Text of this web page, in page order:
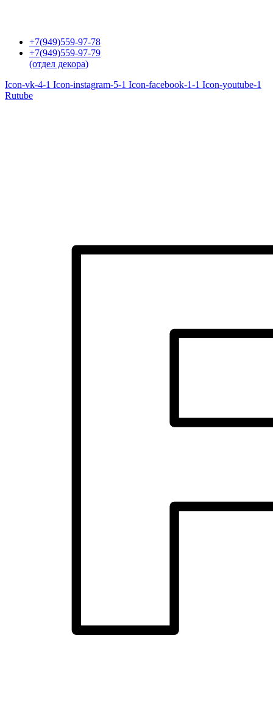
+7(949)559-97-78
+7(949)559-97-79
(отдел декора)
Icon-vk-4-1 Icon-instagram-5-1 Icon-facebook-1-1 Icon-youtube-1
Rutube